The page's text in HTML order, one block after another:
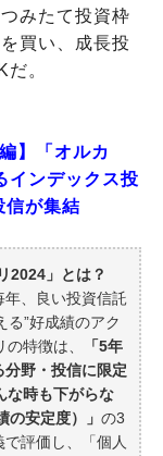
みたて投資枠
買い、成長投
。
】「オルカ
インデックス投
信が集結
2024」とは？
年、良い投資信託
る”好成績のアク
特徴は、
「5年
分野・投信に限定
な時も下がらな
の安定度）」の3
評価し、「個人